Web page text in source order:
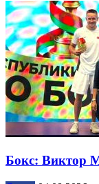
Бокс: Виктор